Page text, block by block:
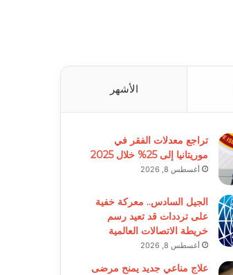
الأشهر
تراجع معدلات الفقر في
موريتانيا إلى 25% خلال 2025
أغسطس 8, 2026
الجيل السادس.. معركة خفية
على ترددات قد تعيد رسم
خريطة الاتصالات العالمية
أغسطس 8, 2026
علاج مناعي جديد يمنح مرضى